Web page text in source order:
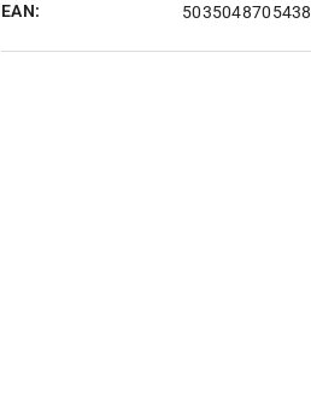
EAN: 5035048705438